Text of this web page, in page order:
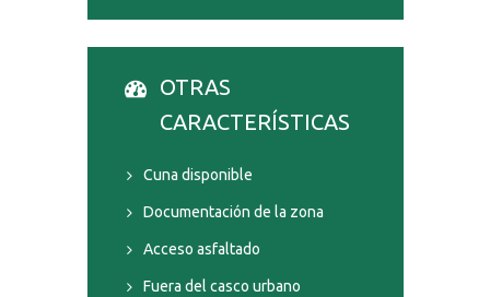
OTRAS
CARACTERÍSTICAS
Cuna disponible
Documentación de la zona
Acceso asfaltado
Fuera del casco urbano